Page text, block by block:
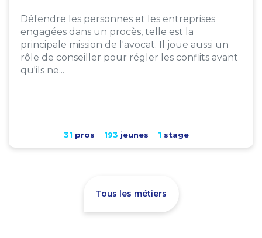
Défendre les personnes et les entreprises
engagées dans un procès, telle est la
principale mission de l'avocat. Il joue aussi un
rôle de conseiller pour régler les conflits avant
qu'ils ne...
31 pros 193 jeunes 1 stage
Tous les métiers